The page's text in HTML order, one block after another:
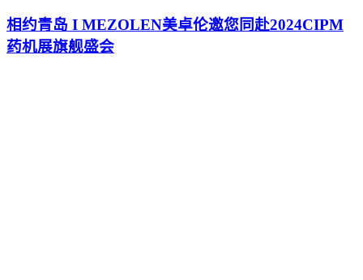
相约青岛 I MEZOLEN美卓伦邀您同赴2024CIPM
药机展旗舰盛会